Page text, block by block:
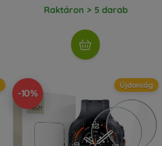
Raktáron > 5 darab
-10%
Újdonság